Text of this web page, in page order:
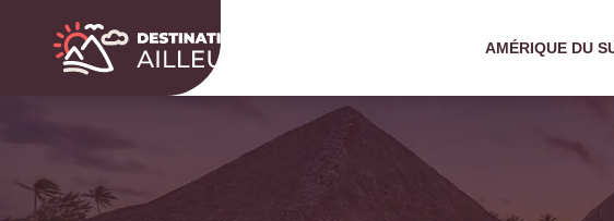
AMÉRIQUE DU